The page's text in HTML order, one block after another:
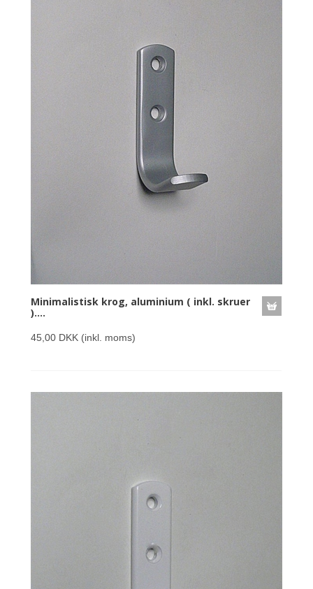
Minimalistisk krog, aluminium ( inkl. skruer
)....
45,00 DKK (inkl. moms)